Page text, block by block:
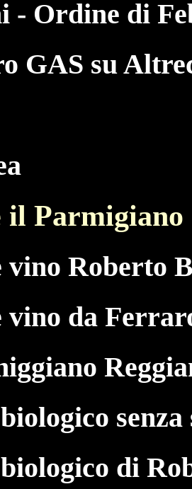
- Ordine di
GAS su
il Parmigiano
vino Roberto
vino da
di